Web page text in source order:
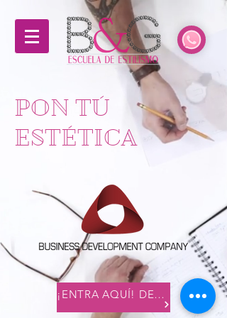
PON TÚ
ESTÉTICA
¡ENTRA AQUÍ! DESARROLLAMOS TU NEGOCIO